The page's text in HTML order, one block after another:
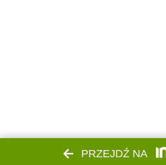
PRZEJDŹ NA